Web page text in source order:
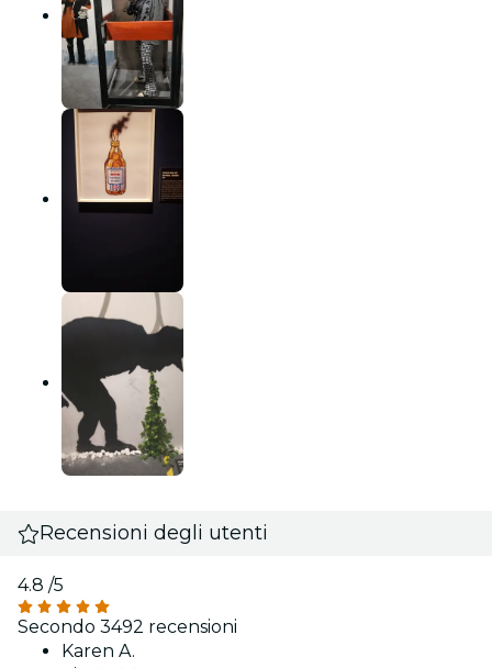
Recensioni degli utenti
4.8 /5
Secondo 3492 recensioni
Karen A.